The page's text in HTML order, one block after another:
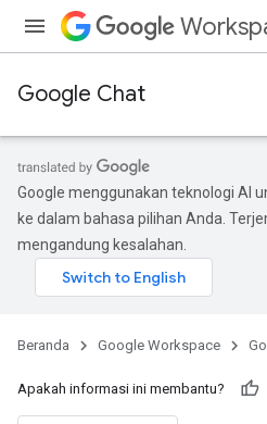
Google Chat
Google menggunakan teknologi AI
ke dalam bahasa pilihan Anda.
mengandung kesalahan.
Beranda Google Workspace
Apakah informasi ini membantu?